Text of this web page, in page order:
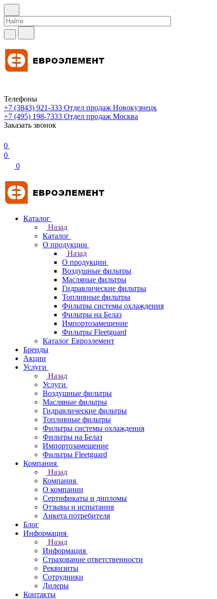
Телефоны
+7 (3843) 921-333 Отдел продаж Новокузнецк
+7 (495) 198-7333 Отдел продаж Москва
Заказать звонок
0
0
0
Каталог
Назад
Каталог
О продукции
Назад
О продукции
Воздушные фильтры
Масляные фильтры
Гидравлические фильтры
Топливные фильтры
Фильтры системы охлаждения
Фильтры на Белаз
Импортозамещение
Фильтры Fleetguard
Каталог Евроэлемент
Бренды
Акции
Услуги
Назад
Услуги
Воздушные фильтры
Масляные фильтры
Гидравлические фильтры
Топливные фильтры
Фильтры системы охлаждения
Фильтры на Белаз
Импортозамещение
Фильтры Fleetguard
Компания
Назад
Компания
О компании
Сертификаты и дипломы
Отзывы и испытания
Анкета потребителя
Блог
Информация
Назад
Информация
Страхование ответственности
Реквизиты
Сотрудники
Дилеры
Контакты